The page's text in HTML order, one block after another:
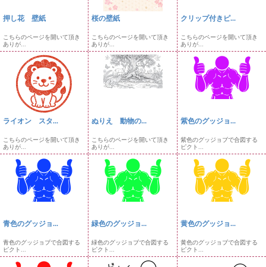
押し花 壁紙
こちらのページを開いて頂き
ありが...
桜の壁紙
こちらのページを開いて頂き
ありが...
クリップ付きピ...
こちらのページを開いて頂き
ありが...
ライオン スタ...
こちらのページを開いて頂き
ありが...
ぬりえ 動物の...
こちらのページを開いて頂き
ありが...
紫色のグッジョ...
紫色のグッジョブで合図する
ピクト...
青色のグッジョ...
青色のグッジョブで合図する
ピクト...
緑色のグッジョ...
緑色のグッジョブで合図する
ピクト...
黄色のグッジョ...
黄色のグッジョブで合図する
ピクト...